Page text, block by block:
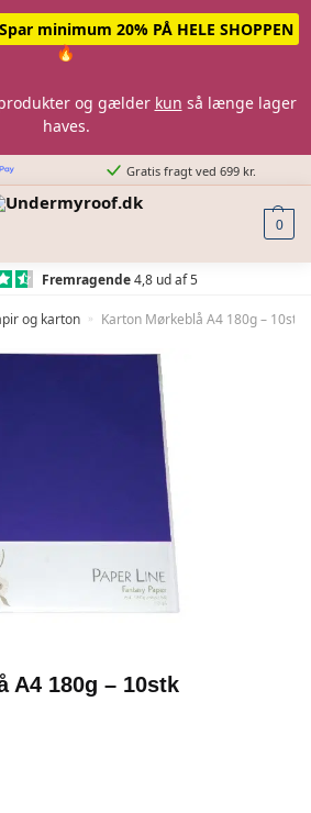
minimum 20% PÅ HELE SHOPPEN
🔥
og gælder kun så længe lager
haves.
Gratis fragt ved 699 kr.
0
Fremragende4,8 ud af 5
og karton » Karton Mørkeblå A4 180g – 10stk
A4 180g – 10stk